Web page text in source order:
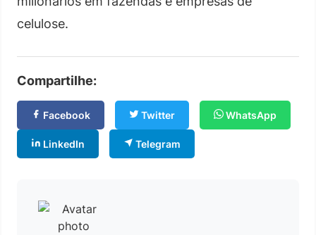
celulose.
Compartilhe:
Facebook Twitter WhatsApp
LinkedIn Telegram